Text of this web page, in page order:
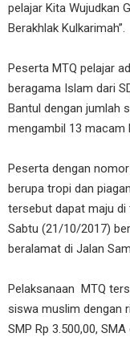
pelajar Kita Wujudkan
Berakhlak Kulkarimah”.
Peserta MTQ pelajar
beragama Islam dari
Bantul dengan jumlah
mengambil 13 macam
Peserta dengan
berupa tropi dan
tersebut dapat maju di
Sabtu (21/10/2017)
beralamat di Jalan
Pelaksanaan MTQ
siswa muslim dengan
SMP Rp 3.500,00,